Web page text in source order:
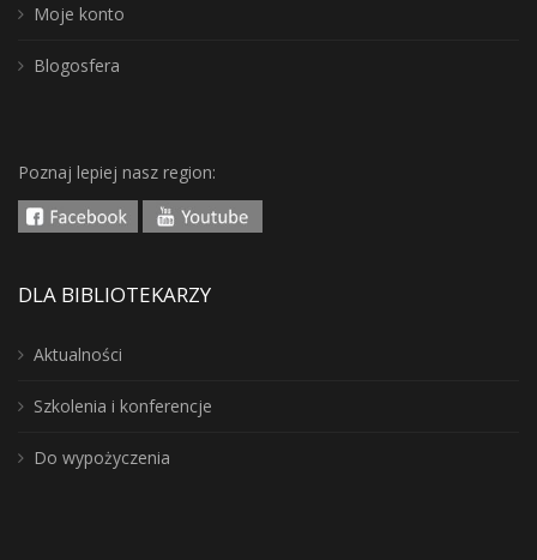
Moje konto
Blogosfera
Poznaj lepiej nasz region:
DLA BIBLIOTEKARZY
Aktualności
Szkolenia i konferencje
Do wypożyczenia